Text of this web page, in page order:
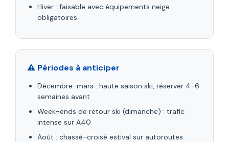
Hiver : faisable avec équipements neige
obligatoires
⚠️ Périodes à anticiper
Décembre-mars : haute saison ski, réserver 4-6
semaines avant
Week-ends de retour ski (dimanche) : trafic
intense sur A40
Août : chassé-croisé estival sur autoroutes